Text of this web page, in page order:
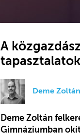
A
Deme Zoltán
Deme Zoltán
Gimnáziumban